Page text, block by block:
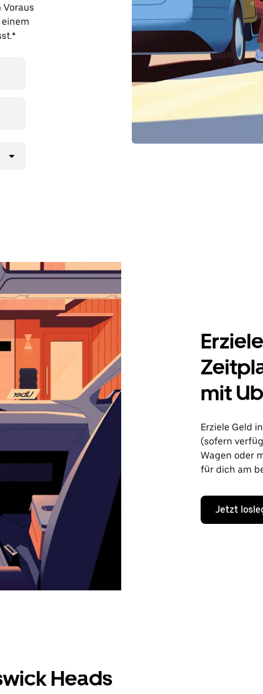
mit
Erziele Geld
(sofern
Wagen oder
für dich am
Jetzt
Heads